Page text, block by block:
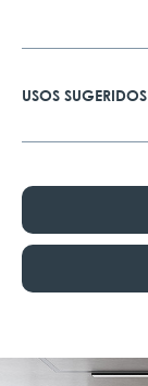
USOS SUGERIDOS